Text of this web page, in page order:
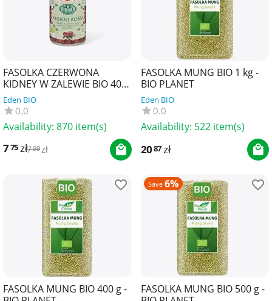
FASOLKA CZERWONA
KIDNEY W ZALEWIE BIO 400
g (240 g) - LA BIO IDEA
Eden BIO
0.0
Availability: 870 item(s)
775zł799zł
FASOLKA MUNG BIO 1 kg -
BIO PLANET
Eden BIO
0.0
Availability: 522 item(s)
2087zł
FASOLKA MUNG BIO 400 g -
Save 6%
FASOLKA MUNG BIO 500 g -